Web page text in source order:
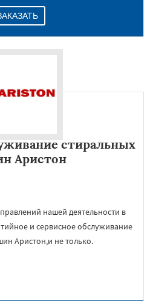
стиральных
Аристон
нашей деятельности в
и сервисное обслуживание
Аристон,и не только.